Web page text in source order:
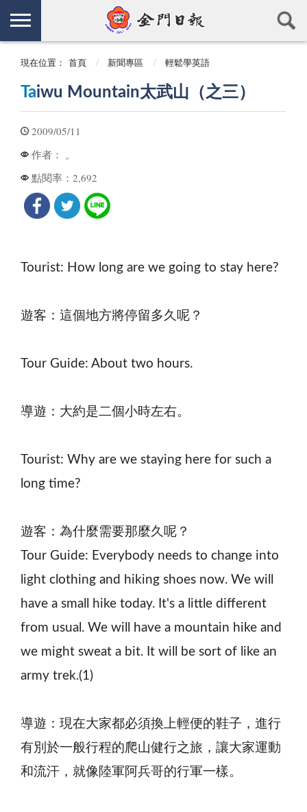
現在位置： 首頁 新聞專區 輕鬆學英語
Taiwu Mountain太武山（之三）
2009/05/11
作者： 。
點閱率： 2,692
Tourist: How long are we going to stay here?
遊客：這個地方將停留多久呢？
Tour Guide: About two hours.
導遊：大約是二個小時左右。
Tourist: Why are we staying here for such a
long time?
遊客：為什麼需要那麼久呢？
Tour Guide: Everybody needs to change into
light clothing and hiking shoes now. We will
have a small hike today. It's a little different
from usual. We will have a mountain hike and
we might sweat a bit. It will be sort of like an
army trek.(1)
導遊：現在大家都必須換上輕便的鞋子，進行
有別於一般行程的爬山健行之旅，讓大家運動
和流汗，就像陸軍阿兵哥的行軍一樣。